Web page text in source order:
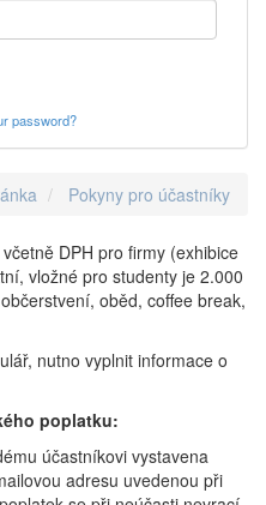
password?
Pokyny pro účastníky
DPH pro firmy (exhibice
vložné pro studenty je 2.000
oběd, coffee break,
nutno vyplnit informace o
poplatku:
účastníkovi vystavena
adresu uvedenou při